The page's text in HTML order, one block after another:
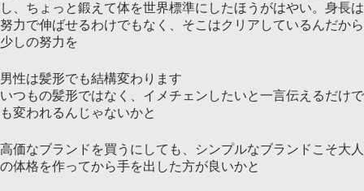
し、ちょっと鍛えて体を世界標準にしたほうがはやい。身長は
努力で伸ばせるわけでもなく、そこはクリアしているんだから
少しの努力を
男性は髪形でも結構変わります
いつもの髪形ではなく、イメチェンしたいと一言伝えるだけで
も変われるんじゃないかと
高価なブランドを買うにしても、シンプルなブランドこそ大人
の体格を作ってから手を出した方が良いかと